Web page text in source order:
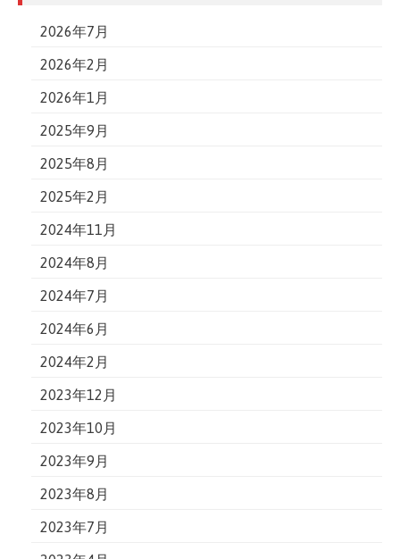
2026年7月
2026年2月
2026年1月
2025年9月
2025年8月
2025年2月
2024年11月
2024年8月
2024年7月
2024年6月
2024年2月
2023年12月
2023年10月
2023年9月
2023年8月
2023年7月